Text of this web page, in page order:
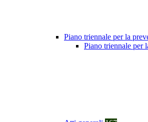
Piano triennale per la
Piano triennale per